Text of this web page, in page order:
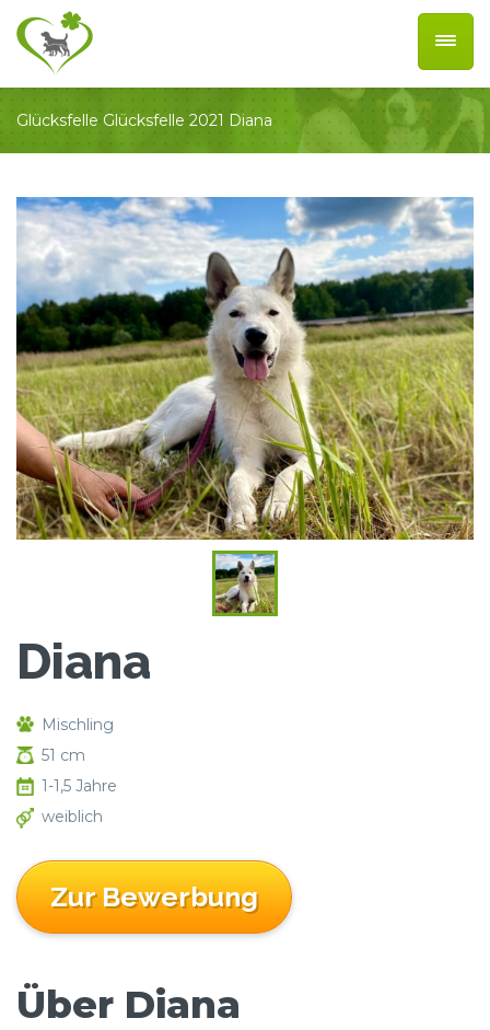
Glücksfelle Glücksfelle 2021 Diana
Diana
Mischling
51 cm
1-1,5 Jahre
weiblich
Zur Bewerbung
Über Diana